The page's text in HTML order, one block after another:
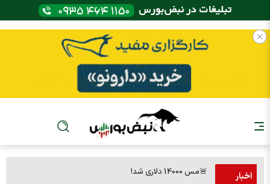
اخبار
🚨مس 14000 دلاری شد!